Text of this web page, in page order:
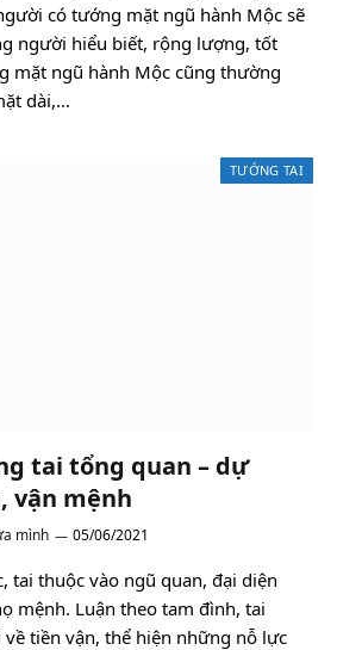
có tướng mặt ngũ hành Mộc sẽ
người hiểu biết, rộng lượng, tốt
mặt ngũ hành Mộc cũng thường
dài,…
TƯỚNG TAI
tai tổng quan – dự
vận mệnh
mình 05/06/2021
tai thuộc vào ngũ quan, đại diện
mệnh. Luận theo tam đình, tai
tiền vận, thể hiện những nỗ lực